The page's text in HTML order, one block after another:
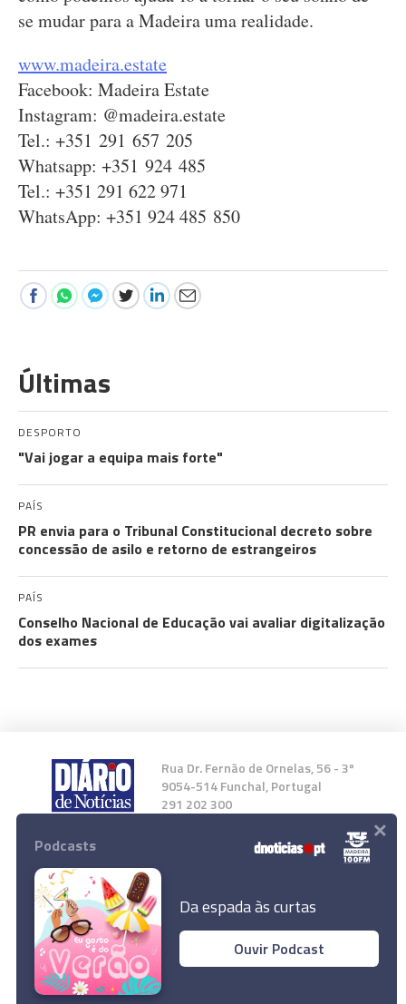
se mudar para a Madeira uma realidade.
www.madeira.estate
Facebook: Madeira Estate
Instagram: @madeira.estate
Tel.: +351 291 657 205
Whatsapp: +351 924 485
Tel.: +351 291 622 971
WhatsApp: +351 924 485 850
Últimas
DESPORTO
"Vai jogar a equipa mais forte"
PAÍS
PR envia para o Tribunal Constitucional decreto sobre
concessão de asilo e retorno de estrangeiros
PAÍS
Conselho Nacional de Educação vai avaliar digitalização
dos exames
Rua Dr. Fernão de Ornelas, 56 - 3º
9054-514 Funchal, Portugal
291 202 300
Instale a nossa App
© 2023 Empresa Diário de Notícias, Lda.
Todos os direitos reservados.
Podcasts
Da espada às curtas
Ouvir Podcast
×